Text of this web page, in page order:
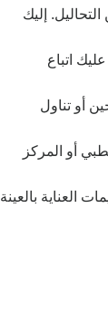
إليك
اتباع
أو تناول
أو المركز
العناية بالعينة